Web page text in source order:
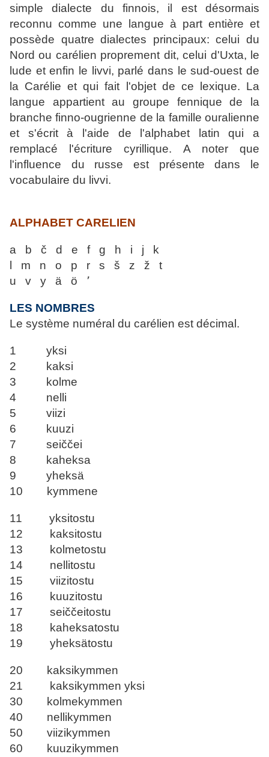
simple dialecte du finnois, il est désormais
reconnu comme une langue à part entière et
possède quatre dialectes principaux: celui du
Nord ou caré lien proprement dit, celui d'Uxta, le
lude et enfin le livvi, parlé dans le sud-ouest de
la Carélie et qui fait l'objet de ce lexique. La
langue appartient au groupe fennique de la
branche finno-ougrienne de la famille ouralienne
et s'écrit à l'aide de
l'alphabet latin qui a
remplacé l'écriture cyrillique. A noter que
l'influence du russe est présente dans le
vocabulaire du livvi.
ALPHABET CARELIEN
a b č d e f g h i j k
l m n o p r s š z ž t
u v y ä ö ՚
LES NOMBRES
Le système numéral du carélien est décimal.
1 yksi
2 kaksi
3 kolme
4 nelli
5 viizi
6 kuuzi
7 seiččei
8 kaheksa
9 yheksä
10 kymmene
11 yksitostu
12 kaksitostu
13 kolmetostu
14 nellitostu
15 viizitostu
16 kuuzitostu
17 seiččeitostu
18 kaheksatostu
19 yheksätostu
20 kaksikymmen
21 kaksikymmen yksi
30 kolmekymmen
40 nellikymmen
50 viizikymmen
60 kuuzikymmen